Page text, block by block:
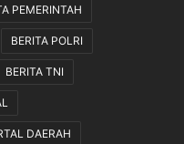
PEMERINTAH
BERITA POLRI
BERITA TNI
DAERAH